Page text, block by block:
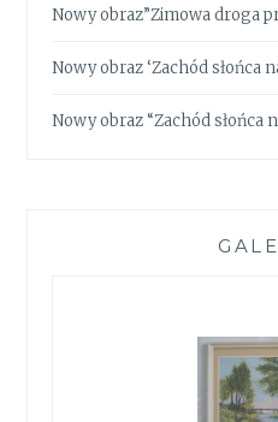
Nowy obraz”Zimowa droga
Nowy obraz ‘Zachód słońca
Nowy obraz “Zachód słońca